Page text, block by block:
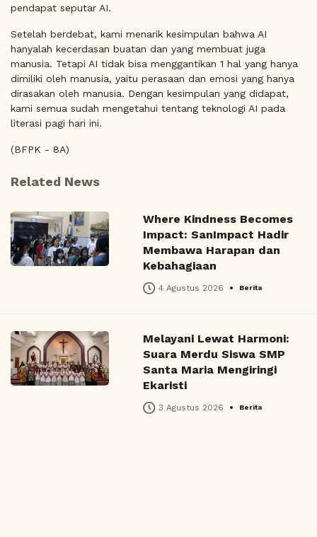
pendapat seputar AI.
Setelah berdebat, kami menarik kesimpulan bahwa AI
hanyalah kecerdasan buatan dan yang membuat juga
manusia. Tetapi AI tidak bisa menggantikan 1 hal yang hanya
dimiliki oleh manusia, yaitu perasaan dan emosi yang hanya
dirasakan oleh manusia. Dengan kesimpulan yang didapat,
kami semua sudah mengetahui tentang teknologi AI pada
literasi pagi hari ini.
(BFPK - 8A)
Related News
Where Kindness Becomes
Impact: SanImpact Hadir
Membawa Harapan dan
Kebahagiaan
4 Agustus 2026 • Berita
Melayani Lewat Harmoni:
Suara Merdu Siswa SMP
Santa Maria Mengiringi
Ekaristi
3 Agustus 2026 • Berita